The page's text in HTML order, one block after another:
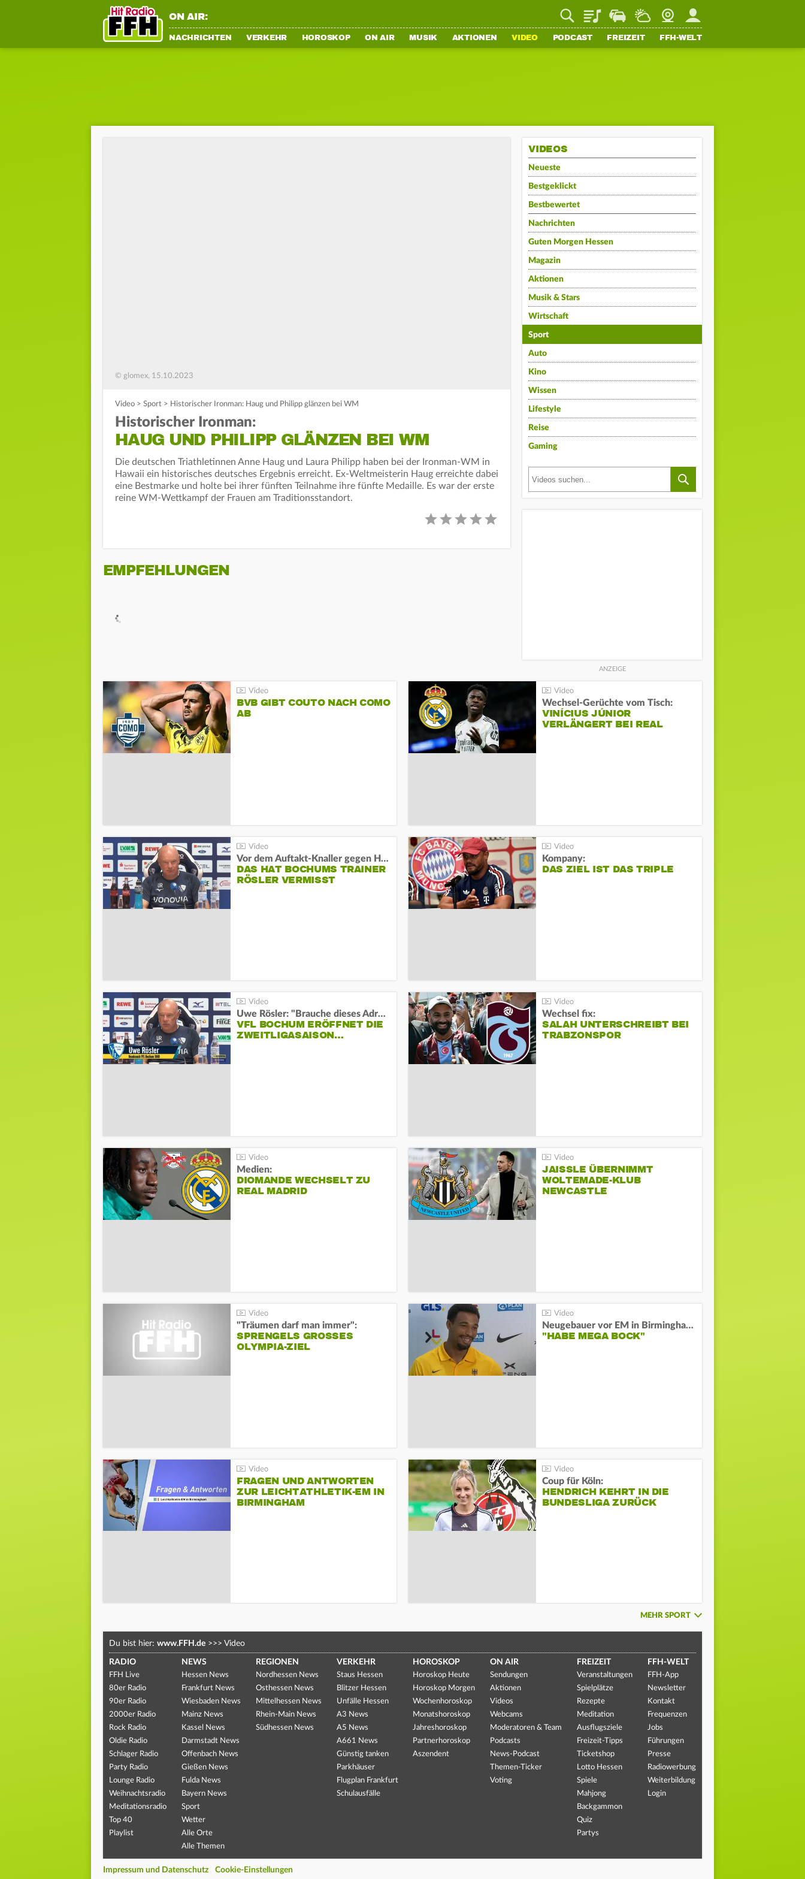
ON AIR: PlaylistStaupilotWetterWebcamMein FFH
NACHRICHTEN VERKEHR HOROSKOP ON AIR MUSIK AKTIONEN VIDEO PODCAST FREIZEIT FFH-WELT
© glomex, 15.10.2023
Video > Sport > Historischer Ironman: Haug und Philipp glänzen bei WM
Historischer Ironman:
HAUG UND PHILIPP GLÄNZEN BEI WM
Die deutschen Triathletinnen Anne Haug und Laura Philipp haben bei der Ironman-WM in
Hawaii ein historisches deutsches Ergebnis erreicht. Ex-Weltmeisterin Haug erreichte dabei
eine Bestmarke und holte bei ihrer fünften Teilnahme ihre fünfte Medaille. Es war der erste
reine WM-Wettkampf der Frauen am Traditionsstandort.
EMPFEHLUNGEN
VIDEOS
Neueste
Bestgeklickt
Bestbewertet
Nachrichten
Guten Morgen Hessen
Magazin
Aktionen
Musik & Stars
Wirtschaft
Sport
Auto
Kino
Wissen
Lifestyle
Reise
Gaming
BVB GIBT COUTO NACH COMO
AB
Wechsel-Gerüchte vom Tisch:
VINÍCIUS JÚNIOR
VERLÄNGERT BEI REAL
Vor dem Auftakt-Knaller gegen Hertha:
DAS HAT BOCHUMS TRAINER
RÖSLER VERMISST
Kompany:
DAS ZIEL IST DAS TRIPLE
Uwe Rösler: "Brauche dieses Adrenalin"
VFL BOCHUM ERÖFFNET DIE
ZWEITLIGASAISON…
Wechsel fix:
SALAH UNTERSCHREIBT BEI
TRABZONSPOR
Medien:
DIOMANDE WECHSELT ZU
REAL MADRID
JAISSLE ÜBERNIMMT
WOLTEMADE-KLUB
NEWCASTLE
"Träumen darf man immer":
SPRENGELS GROSSES O
LYMPIA-ZIEL
Neugebauer vor EM in Birmingham:
"HABE MEGA BOCK"
FRAGEN UND ANTWORTEN
ZUR LEICHTATHLETIK-EM IN
BIRMINGHAM
Coup für Köln:
HENDRICH KEHRT IN DIE
BUNDESLIGA ZURÜCK
MEHR SPORT
Du bist hier: www.FFH.de >>> Video
RADIO
FFH Live
80er Radio
90er Radio
2000er Radio
Rock Radio
Oldie Radio
Schlager Radio
Party Radio
Lounge Radio
Weihnachtsradio
Meditationsradio
Top 40
Playlist
NEWS
Hessen News
Frankfurt News
Wiesbaden News
Mainz News
Kassel News
Darmstadt News
Offenbach News
Gießen News
Fulda News
Bayern News
Sport
Wetter
Alle Orte
Alle Themen
REGIONEN
Nordhessen News
Osthessen News
Mittelhessen News
Rhein-Main News
Südhessen News
VERKEHR
Staus Hessen
Blitzer Hessen
Unfälle Hessen
A3 News
A5 News
A661 News
Günstig tanken
Parkhäuser
Flugplan Frankfurt
Schulausfälle
HOROSKOP
Horoskop Heute
Horoskop Morgen
Wochenhoroskop
Monatshoroskop
Jahreshoroskop
Partnerhoroskop
Aszendent
ON AIR
Sendungen
Aktionen
Videos
Webcams
Moderatoren & Team
Podcasts
News-Podcast
Themen-Ticker
Voting
FREIZEIT
Veranstaltungen
Spielplätze
Rezepte
Meditation
Ausflugsziele
Freizeit-Tipps
Ticketshop
Lotto Hessen
Spiele
Mahjong
Backgammon
Quiz
Partys
FFH-WELT
FFH-App
Newsletter
Kontakt
Frequenzen
Jobs
Führungen
Presse
Radiowerbung
Weiterbildung
Login
Impressum und Datenschutz Cookie-Einstellungen